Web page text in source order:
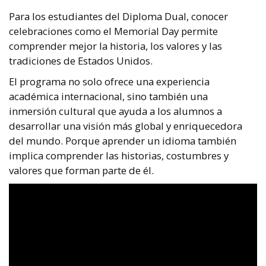
Para los estudiantes del Diploma Dual, conocer
celebraciones como el Memorial Day permite
comprender mejor la historia, los valores y las
tradiciones de Estados Unidos.
El programa no solo ofrece una experiencia
académica internacional, sino también una
inmersión cultural que ayuda a los alumnos a
desarrollar una visión más global y enriquecedora
del mundo. Porque aprender un idioma también
implica comprender las historias, costumbres y
valores que forman parte de él.